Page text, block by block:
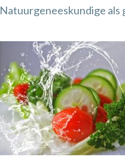
Natuurgeneeskundige als